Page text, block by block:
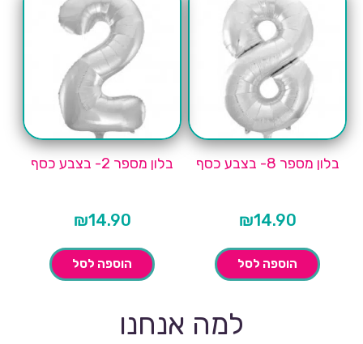
בלון מספר 8- בצבע כסף
₪14.90
הוספה לסל
בלון מספר 2- בצבע כסף
₪14.90
הוספה לסל
למה אנחנו